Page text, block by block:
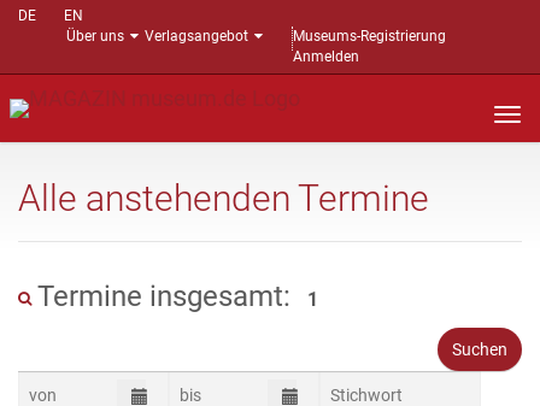
DE
EN
Über uns
Verlagsangebot
Museums-Registrierung
Anmelden
Alle anstehenden Termine
Termine insgesamt: 1